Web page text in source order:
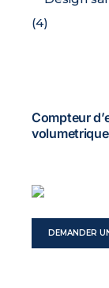
Compteur
volumetrique
DEMANDER